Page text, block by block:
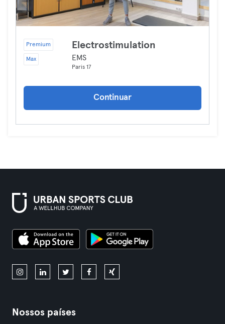
Premium
Max
Electrostimulation
EMS
Paris 17
Continuar
Nossos países